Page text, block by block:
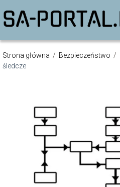
Strona główna / Bezpieczeństwo /
śledcze